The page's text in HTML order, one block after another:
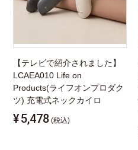
【テレビで紹介されました】
LCAEA010 Life on
Products(ライフオンプロダク
ツ) 充電式ネックカイロ
¥5,478 (税込)